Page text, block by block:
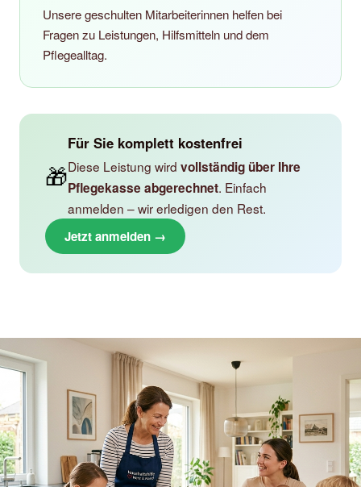
Unsere geschulten Mitarbeiterinnen helfen bei
Fragen zu Leistungen, Hilfsmitteln und dem
Pflegealltag.
🎁
Für Sie komplett kostenfrei
Diese Leistung wird vollständig über Ihre
Pflegekasse abgerechnet. Einfach
anmelden – wir erledigen den Rest.
Jetzt anmelden →